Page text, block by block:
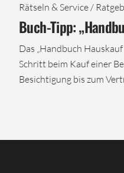
Rätseln & Service /
Buch-Tipp:
Das „Handbuch
Schritt beim Kauf einer
Besichtigung bis zum